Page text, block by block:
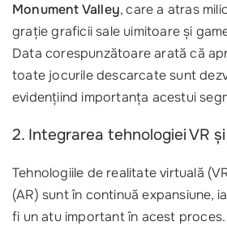
Monument Valley, care a atras
grație graficii sale uimitoare și
Data corespunzătoare arată că
toate jocurile descarcate sunt
evidențiind importanța acestui
2. Integrarea tehnologiei VR
Tehnologiile de realitate virtuală
(AR) sunt în continuă expansiune,
fi un atu important în acest